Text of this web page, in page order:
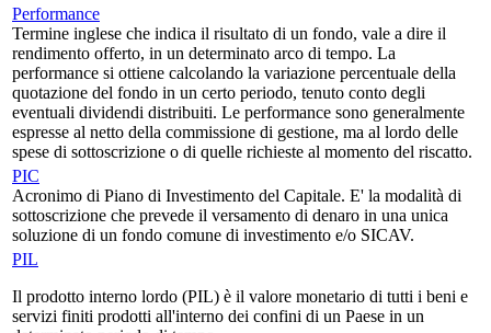
Performance
Termine inglese che indica il risultato di un fondo, vale a dire il
rendimento offerto, in un determinato arco di tempo. La
performance si ottiene calcolando la variazione percentuale della
quotazione del fondo in un certo periodo, tenuto conto degli
eventuali dividendi distribuiti. Le performance sono generalmente
espresse al netto della commissione di gestione, ma al lordo delle
spese di sottoscrizione o di quelle richieste al momento del riscatto.
PIC
Acronimo di Piano di Investimento del Capitale. E' la modalità di
sottoscrizione che prevede il versamento di denaro in una unica
soluzione di un fondo comune di investimento e/o SICAV.
PIL
Il prodotto interno lordo (PIL) è il valore monetario di tutti i beni e
servizi finiti prodotti all'interno dei confini di un Paese in un